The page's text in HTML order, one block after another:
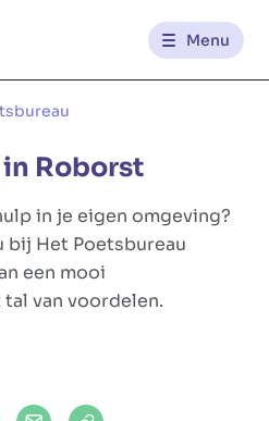
Menu
Het Poetsbureau
Roborst
in je eigen omgeving?
bij Het Poetsbureau
een mooi
van voordelen.